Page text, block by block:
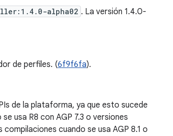
alpha02 . La versión 1.4.0-
de perfiles. (6f9f6fa).
de la plataforma, ya que esto sucede
usa R8 con AGP 7.3 o versiones
cuando se usa AGP 8.1 o